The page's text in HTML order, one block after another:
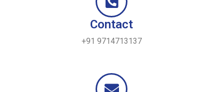
Contact
+91 9714713137